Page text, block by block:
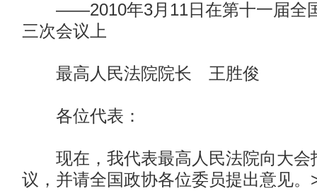
——2010年3月11日在第十一届全
三次会议上
最高人民法院院长 王胜俊
各位代表：
现在，我代表最高人民法院向大会
议，并请全国政协各位委员提出意见。